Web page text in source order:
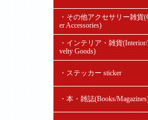
・その他アクセサリー雑貨
er Accessories)
・インテリア・雑貨
velty Goods)
・ステッカー sticker
・本・雑誌(Books/